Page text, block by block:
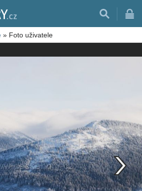
» Foto uživatele